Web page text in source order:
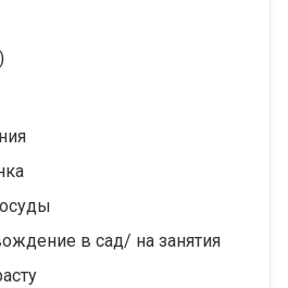
в сад/ на занятия